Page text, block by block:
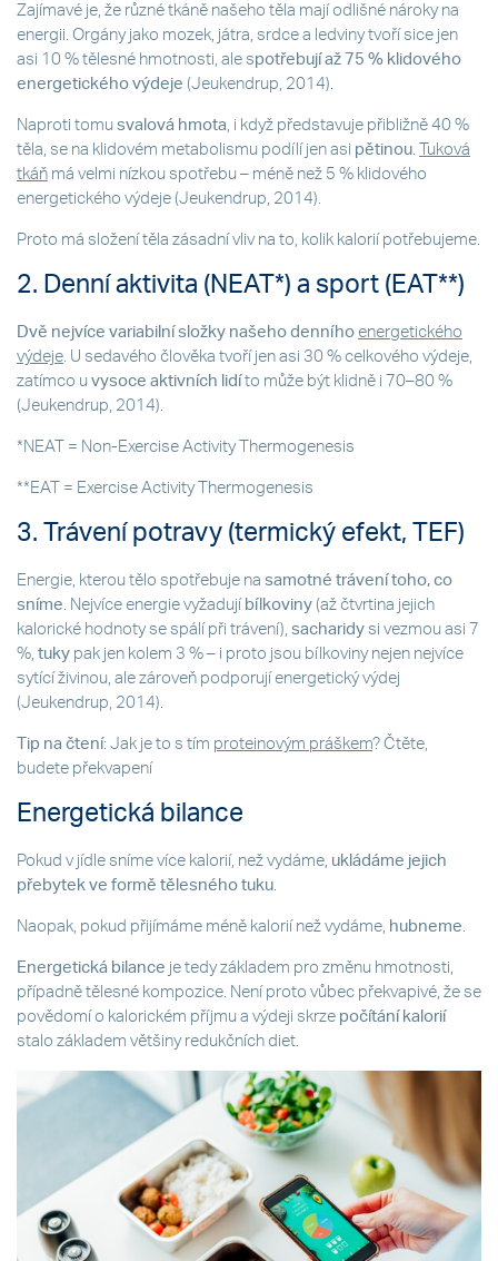
Zajímavé je, že různé tkáně našeho těla mají odlišné nároky na
energii. Orgány jako mozek, játra, srdce a ledviny tvoří sice jen
asi 10 % tělesné hmotnosti, ale spotřebují až 75 % klidového
energetického výdeje (Jeukendrup, 2014).
Naproti tomu svalová hmota, i když představuje přibližně 40 %
těla, se na klidovém metabolismu podílí jen asi pětinou.
Tuková
tkáň má velmi nízkou spotřebu – méně než 5 % klidového
energetického výdeje (Jeukendrup, 2014).
Proto má složení těla zásadní vliv na to, kolik kalorií potřebujeme.
2. Denní aktivita (NEAT*) a sport (EAT**)
Dvě nejvíce variabilní složky našeho denního energetického
výdeje. U sedavého člověka tvoří jen asi 30 % celkového výdeje,
zatímco u vysoce aktivních lidí to může být klidně i 70–80 %
(Jeukendrup, 2014).
*NEAT = Non-Exercise Activity Thermogenesis
**EAT = Exercise Activity Thermogenesis
3. Trávení potravy (termický efekt, TEF)
Energie, kterou tělo spotřebuje na samotné trávení toho, co
sníme. Nejvíce energie vyžadují bílkoviny (až čtvrtina jejich
kalorické hodnoty se spálí při trávení), sacharidy si vezmou asi 7
%, tuky pak jen kolem 3 % – i proto jsou bílkoviny nejen nejvíce
sytící živinou, ale zároveň podporují energetický výdej
(Jeukendrup, 2014).
Tip na čtení: Jak je to s tím proteinovým práškem? Čtěte,
budete překvapení
Energetická bilance
Pokud v jídle sníme více kalorií, než vydáme, ukládáme jejich
přebytek ve formě tělesného tuku.
Naopak, pokud přijímáme méně kalorií než vydáme, hubneme.
Energetická bilance je tedy základem pro změnu hmotnosti,
případně tělesné kompozice. Není proto vůbec překvapivé, že se
povědomí o kalorickém příjmu a výdeji skrze počítání kalorií
stalo základem většiny redukčních diet.